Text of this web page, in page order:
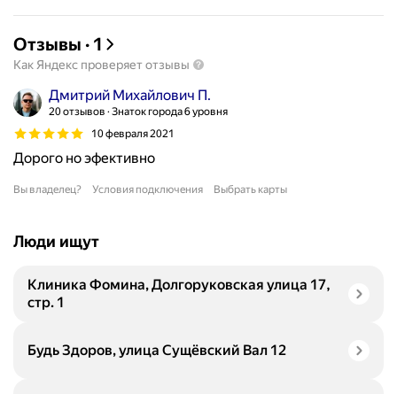
Отзывы · 1
Как Яндекс проверяет отзывы
Дмитрий Михайлович П.
20 отзывов Знаток города 6 уровня
10 февраля 2021
Дорого но эфективно
Вы владелец? Условия подключения Выбрать карты
Люди ищут
Клиника Фомина, Долгоруковская улица 17,
стр. 1
Будь Здоров, улица Сущёвский Вал 12